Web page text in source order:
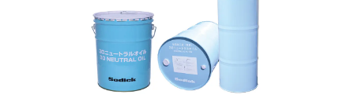
工作機械
産業機械
サプライ品
食品機械
サポート・サービス情報 TOP
サポート情報一覧
サービス情報一覧
サステナビリティ
サステナビリティ TOP